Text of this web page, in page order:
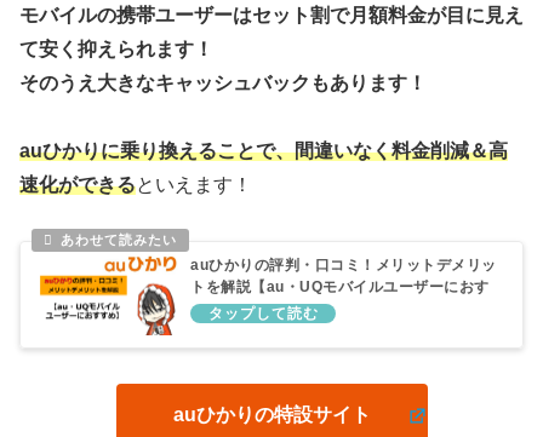
モバイルの携帯ユーザーはセット割で月額料金が目に見え
て安く抑えられます！
そのうえ大きなキャッシュバックもあります！
auひかりに乗り換えることで、間違いなく料金削減＆高
速化ができるといえます！
auひかりの評判・口コミ！メリットデメリッ
トを解説【au・UQモバイルユーザーにおす
すめ】
auひかりの特設サイト